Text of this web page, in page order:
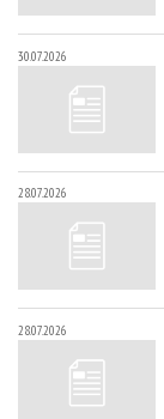
30.07.2026
28.07.2026
28.07.2026